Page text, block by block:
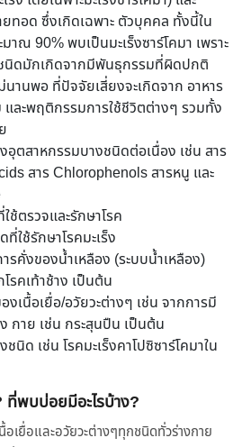
ทอด ซึ่งเกิดเฉพาะ ตัวบุคคล ทั้งนี้ใน
มาณ 90% พบเป็นมะเร็งซาร์โคมา เพราะ
ชนิดมักเกิดจากมีพันธุกรรมที่ผิดปกติ
นานพอ ที่ปัจจัยเสี่ยงจะเกิดจาก อาหาร
และพฤติกรรมการใช้ชีวิตต่างๆ รวมทั้ง
อุตสาหกรรมบางชนิดต่อเนื่อง เช่น สาร
สาร Chlorophenols สารหนู และ
ช้ตรวจและรักษาโรค
ใช้รักษาโรคมะเร็ง
รคั่งของน้ำเหลือง (ระบบน้ำเหลือง)
รคเท้าช้าง เป็นต้น
งเนื้อเยื่อ/อวัยวะต่างๆ เช่น จากการมี
กาย เช่น กระสุนปืน เป็นต้น
นิด เช่น โรคมะเร็งคาโปซิซาร์โคมาใน
ที่พบบ่อยมีอะไรบ้าง?
นื้อเยื่อและอวัยวะต่างๆทุกชนิดทั่วร่างกาย